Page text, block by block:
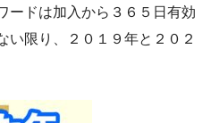
ードは加入から３６５日有効
い限り、２０１９年と２０２